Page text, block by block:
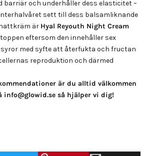
barriär och underhåller dess elasticitet –
sett till dess balsamliknande
är Hyal Reyouth Night Cream
toppen eftersom den innehåller sex
med syfte att återfukta och fructan
reproduktion och därmed
är du alltid välkommen
info@glowid.se så hjälper vi dig!